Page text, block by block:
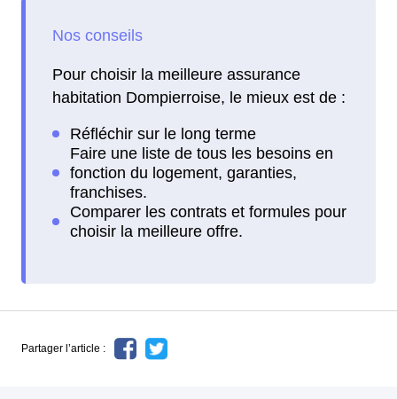
Pour choisir la meilleure assurance
habitation Dompierroise, le mieux est de :
Partager l’article :